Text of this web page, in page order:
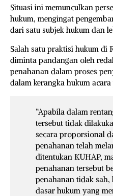
Situasi ini memunculkan
hukum, mengingat
dari satu subjek hukum dan
Salah satu praktisi hukum di
diminta pandangan oleh
penahanan dalam proses
dalam kerangka hukum
“Apabila dalam
tersebut tidak
secara proporsional
penahanan telah
ditentukan KUHAP,
penahanan tersebut
penahanan tidak sah,
dasar hukum yang